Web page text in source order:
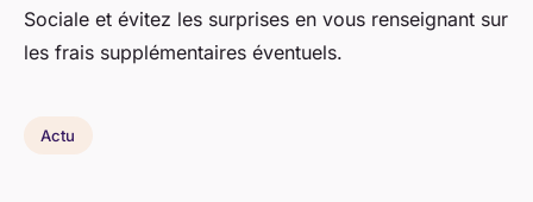
Sociale et évitez les surprises en vous renseignant sur
les frais supplémentaires éventuels.
Actu